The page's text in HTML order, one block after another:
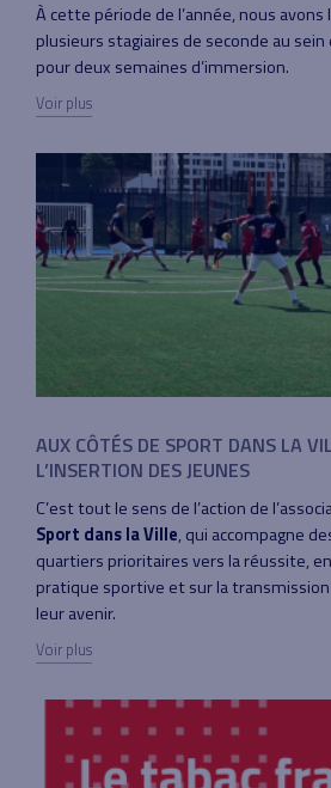
À cette période de l’année, nous avons
plusieurs stagiaires de seconde au
pour deux semaines d’immersion.
Voir plus
AUX CÔTÉS DE SPORT DANS LA
L’INSERTION DES JEUNES
C’est tout le sens de l’action de
Sport dans la Ville, qui accompagne
quartiers prioritaires vers la réussite,
pratique sportive et sur la
leur avenir.
Voir plus